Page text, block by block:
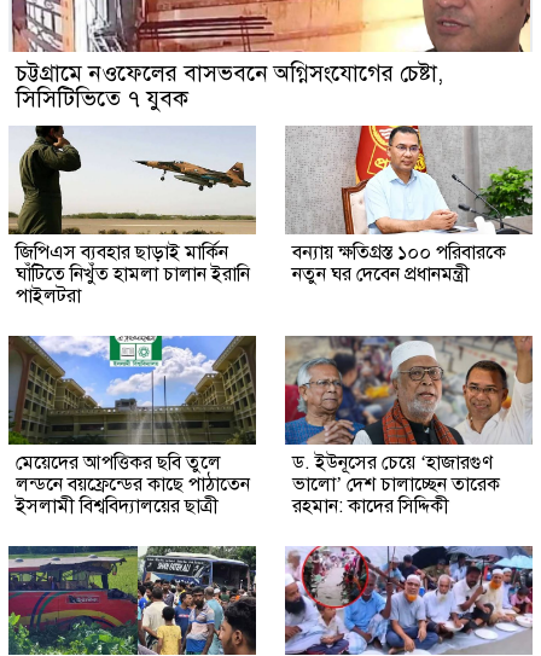
চট্টগ্রামে নওফেলের বাসভবনে অগ্নিসংযোগের চেষ্টা,
সিসিটিভিতে ৭ যুবক
জিপিএস ব্যবহার ছাড়াই মার্কিন
ঘাঁটিতে নিখুঁত হামলা চালান ইরানি
পাইলটরা
বন্যায় ক্ষতিগ্রস্ত ১০০ পরিবারকে
নতুন ঘর দেবেন প্রধানমন্ত্রী
মেয়েদের আপত্তিকর ছবি তুলে
লন্ডনে বয়ফ্রেন্ডের কাছে পাঠাতেন
ইসলামী বিশ্ববিদ্যালয়ের ছাত্রী
ড. ইউনূসের চেয়ে ‘হাজারগুণ
ভালো’ দেশ চালাচ্ছেন তারেক
রহমান: কাদের সিদ্দিকী